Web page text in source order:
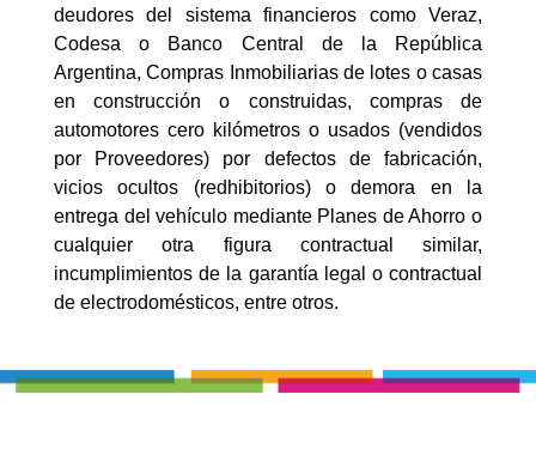
deudores del sistema financieros como Veraz,
Codesa o Banco Central de la República
Argentina, Compras Inmobiliarias de lotes o casas
en construcción o construidas, compras de
automotores cero kilómetros o usados (vendidos
por Proveedores) por defectos de fabricación,
vicios ocultos (redhibitorios) o demora en la
entrega del vehículo mediante Planes de Ahorro o
cualquier otra figura contractual similar,
incumplimientos de la garantía legal o contractual
de electrodomésticos, entre otros.